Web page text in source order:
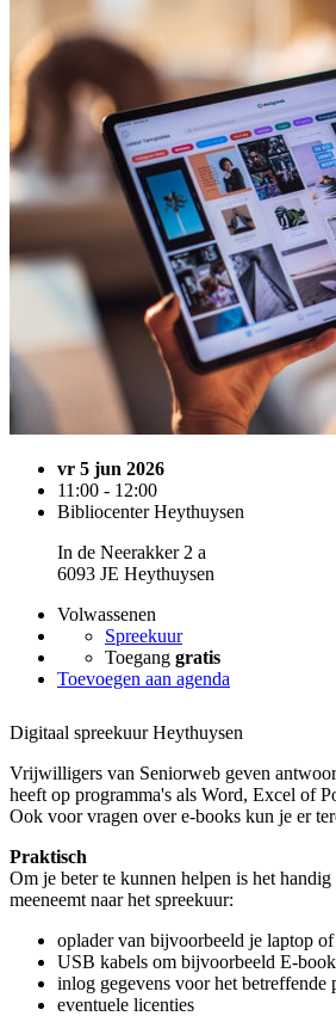
vr 5 jun 2026
11:00 - 12:00
Bibliocenter Heythuysen
In de Neerakker 2 a
6093 JE Heythuysen
Volwassenen
Spreekuur
Toegang gratis
Toevoegen aan agenda
Digitaal spreekuur Heythuysen
Vrijwilligers van Seniorweb geven
heeft op programma's als Word, Excel of
Ook voor vragen over e-books kun je er
Praktisch
Om je beter te kunnen helpen is het
meeneemt naar het spreekuur:
oplader van bijvoorbeeld je laptop
USB kabels om bijvoorbeeld E-
inlog gegevens voor het betreffende
eventuele licenties